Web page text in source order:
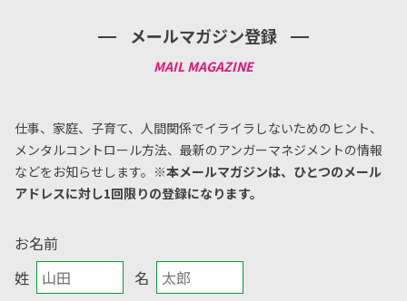
メールマガジン登録
仕事、家庭、子育て、人間関係でイライラしないためのヒント、
メンタルコントロール方法、 最新のアンガーマネジメントの情報
などをお知らせします。 ※本メールマガジンは、ひとつのメール
アドレスに対し1回限りの登録になります。
お名前
姓
名